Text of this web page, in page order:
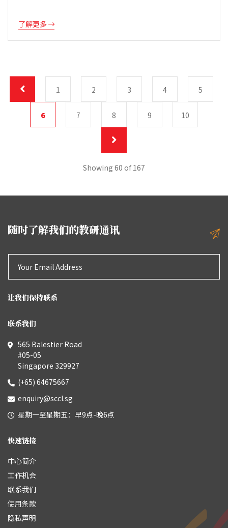
了解更多
1 2 3 4 5
6 7 8 9 10
Showing 60 of 167
随时了解我们的教研通讯
让我们保持联系
联系我们
565 Balestier Road
#05-05
Singapore 329927
(+65) 64675667
enquiry@sccl.sg
星期一至星期五：早9点-晚6点
快速链接
中心简介
工作机会
联系我们
使用条款
隐私声明